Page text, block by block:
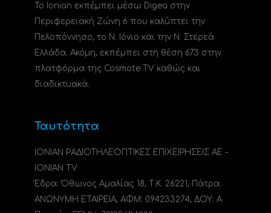
Το Ionian εκπέμπει μέσω Digea στην
Περιφερειακή Ζώνη 6 που καλύπτει την
Πελοπόννησο, το N. Ιόνιο και την Ν. Στερεά
Ελλάδα. Ακόμη, εκπέμπει στη θέση 673 στην
πλατφόρμα της Cosmote TV καθώς και
διαδικτυακά.
Ταυτότητα
ΙΟΝΙΑΝ ΡΑΔΙΟΤΗΛΕΟΠΤΙΚΕΣ ΕΠΙΧΕΙΡΗΣΕΙΣ ΑΕ -
IONIAN TV
Έδρα: Όθωνος Αμαλίας 18, Τ.Κ. 26221, Πάτρα.
ΑΝΩΝΥΜΗ ΕΤΑΙΡΕΙΑ, ΑΦΜ: 094233274, ΔΟΥ: A